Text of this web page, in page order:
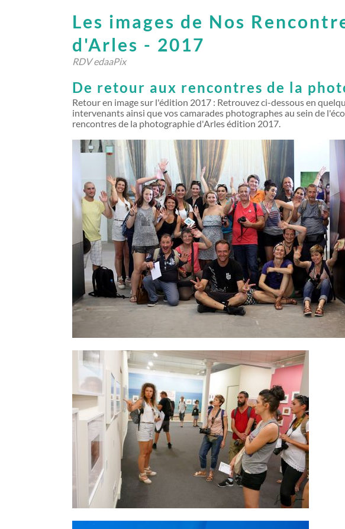
Les images de Nos
d'Arles - 2017
RDV edaaPix
De retour aux rencontres de la
Retour en image sur l'édition 2017 : Retrouvez ci-dessous en
intervenants ainsi que vos camarades photographes au sein de
rencontres de la photographie d'Arles édition 2017.